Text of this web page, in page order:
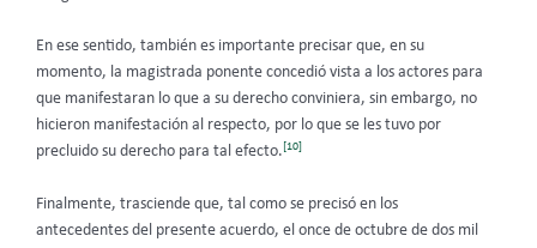
En ese sentido, también es importante precisar que, en su
momento, la magistrada ponente concedió vista a los actores para
que manifestaran lo que a su derecho conviniera, sin embargo, no
hicieron manifestación al respecto, por lo que se les tuvo por
precluido su derecho para tal efecto.[10]
Finalmente, trasciende que, tal como se precisó en los
antecedentes del presente acuerdo, el once de octubre de dos mil